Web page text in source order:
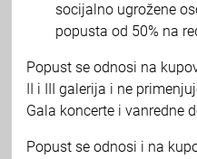
socijalno ugrožene
popusta od 50% na
Popust se odnosi na
II i III galerija i ne
Gala koncerte i vanredne
Popust se odnosi i na